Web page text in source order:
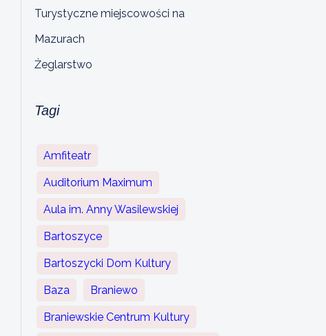
Turystyczne miejscowości na
Mazurach
Żeglarstwo
Tagi
Amfiteatr
Auditorium Maximum
Aula im. Anny Wasilewskiej
Bartoszyce
Bartoszycki Dom Kultury
Baza Braniewo
Braniewskie Centrum Kultury